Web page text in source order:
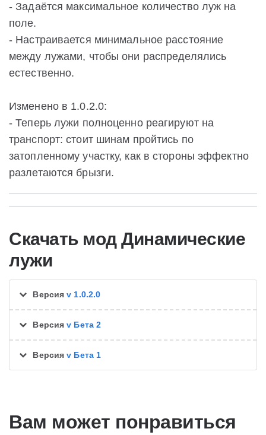
- Задаётся максимальное количество луж на
поле.
- Настраивается минимальное расстояние
между лужами, чтобы они распределялись
естественно.
Изменено в 1.0.2.0:
- Теперь лужи полноценно реагируют на
транспорт: стоит шинам пройтись по
затопленному участку, как в стороны эффектно
разлетаются брызги.
Скачать мод Динамические
лужи
Версияv 1.0.2.0
Версияv Бета 2
Версияv Бета 1
Вам может понравиться